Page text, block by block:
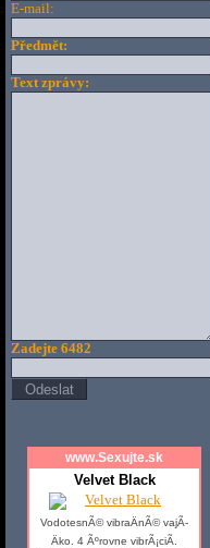
E-mail:
Předmět:
Text zprávy:
Zadejte 6482
www.Sexujte.sk
Velvet Black
VodotesnÃ© vibraÄnÃ© vajÃ­
Äko. 4 Ãºrovne vibrÃ¡ciÃ­.